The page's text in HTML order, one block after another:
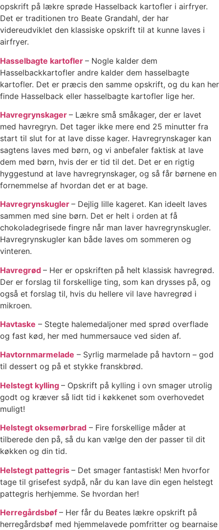
opskrift på lækre sprøde Hasselback kartofler i airfryer.
Det er traditionen tro Beate Grandahl, der har
videreudviklet den klassiske opskrift til at kunne laves i
airfryer.
Hasselbagte kartofler – Nogle kalder dem
Hasselbackkartofler andre kalder dem hasselbagte
kartofler. Det er præcis den samme opskrift, og du kan her
finde Hasselback eller hasselbagte kartofler lige her.
Havregrynskager – Lækre små småkager, der er lavet
med havregryn. Det tager ikke mere end 25 minutter fra
start til slut for at lave disse kager. Havregrynskager kan
sagtens laves med børn, og vi anbefaler faktisk at lave
dem med børn, hvis der er tid til det. Det er en rigtig
hyggestund at lave havregrynskager, og så får børnene en
fornemmelse af hvordan det er at bage.
Havregrynskugler – Dejlig lille kageret. Kan ideelt laves
sammen med sine børn. Det er helt i orden at få
chokoladegrisede fingre når man laver havregrynskugler.
Havregrynskugler kan både laves om sommeren og
vinteren.
Havregrød – Her er opskriften på helt klassisk havregrød.
Der er forslag til forskellige ting, som kan drysses på, og
også et forslag til, hvis du hellere vil lave havregrød i
mikroen.
Havtaske – Stegte halemedaljoner med sprød overflade
og fast kød, her med hummersauce ved siden af.
Havtornmarmelade – Syrlig marmelade på havtorn – god
til dessert og på et stykke franskbrød.
Helstegt kylling – Opskrift på kylling i ovn smager utrolig
godt og kræver så lidt tid i køkkenet som overhovedet
muligt!
Helstegt oksemørbrad – Fire forskellige måder at
tilberede den på, så du kan vælge den der passer til dit
køkken og din tid.
Helstegt pattegris – Det smager fantastisk! Men hvorfor
tage til grisefest sydpå, når du kan lave din egen helstegt
pattegris herhjemme. Se hvordan her!
Herregårdsbøf – Her får du Beates lækre opskrift på
herregårdsbøf med hjemmelavede pomfritter og bearnaise